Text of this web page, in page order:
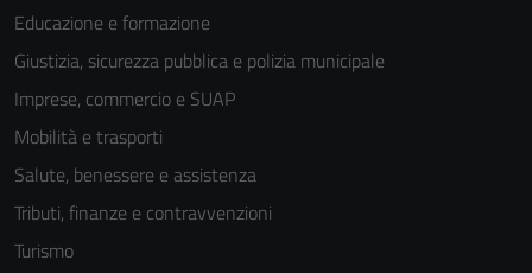
Educazione e formazione
Giustizia, sicurezza pubblica e polizia municipale
Imprese, commercio e SUAP
Mobilità e trasporti
Salute, benessere e assistenza
Tributi, finanze e contravvenzioni
Turismo